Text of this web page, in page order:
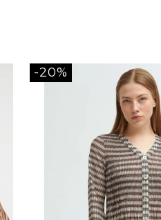
-20%